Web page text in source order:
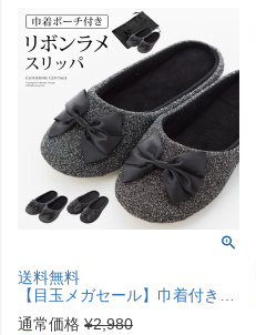
送料無料
【目玉メガセール】巾着付きフラットラメスリッパ 携帯スリッパ ルームシューズ レディース リボン 収納 入学式 卒業式 入園式 卒園式 授業参観 学校行事 ママ 黒 かわいい キャサリンコテージ TAK
通常価格 ¥2,980